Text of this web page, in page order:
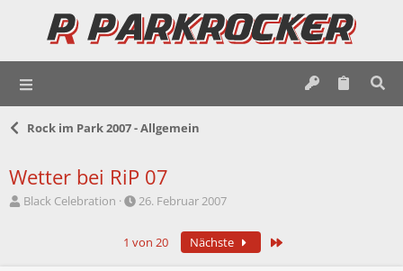
Rock im Park 2007 - Allgemein
Wetter bei RiP 07
E
Black Celebration
E
t
26. Februar 2007
1 von 20 Nächste